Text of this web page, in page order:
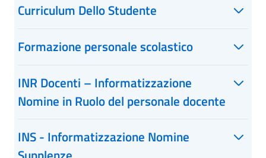
Curriculum Dello Studente
Formazione personale scolastico
INR Docenti – Informatizzazione
Nomine in Ruolo del personale docente
INS - Informatizzazione Nomine